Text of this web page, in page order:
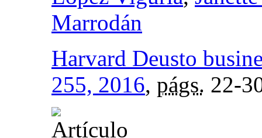
Marrodán
Harvard Deusto
255, 2016, págs. 22-